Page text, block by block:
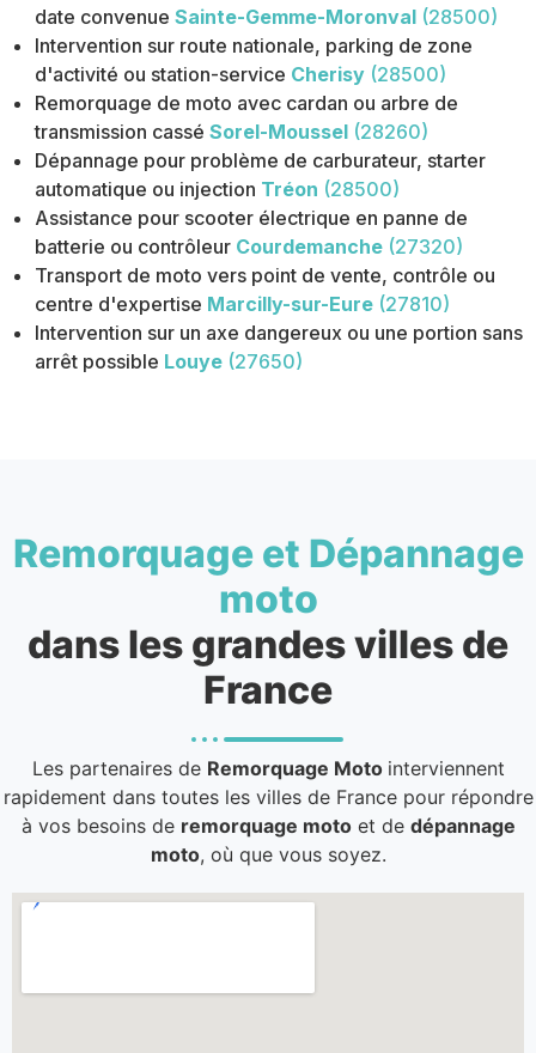
date convenue Sainte-Gemme-Moronval (28500)
Intervention sur route nationale, parking de zone
d'activité ou station-service Cherisy (28500)
Remorquage de moto avec cardan ou arbre de
transmission cassé Sorel-Moussel (28260)
Dépannage pour problème de carburateur, starter
automatique ou injection Tréon (28500)
Assistance pour scooter électrique en panne de
batterie ou contrôleur Courdemanche (27320)
Transport de moto vers point de vente, contrôle ou
centre d'expertise Marcilly-sur-Eure (27810)
Intervention sur un axe dangereux ou une portion sans
arrêt possible Louye (27650)
Remorquage et Dépannage
moto
dans les grandes villes de
France
Les partenaires de Remorquage Moto interviennent
rapidement dans toutes les villes de France pour répondre
à vos besoins de remorquage motoet de dépannage
moto, où que vous soyez.